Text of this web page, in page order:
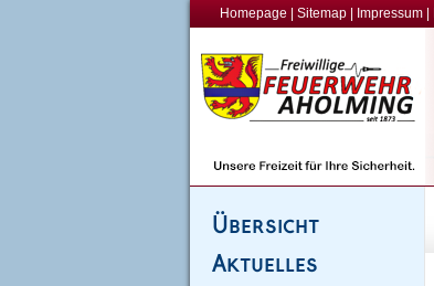
Homepage Sitemap Impressum